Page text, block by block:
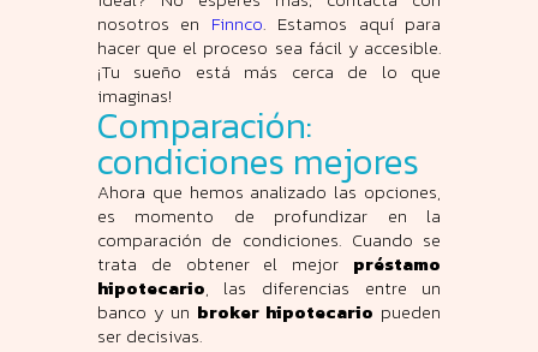
nosotros en Finnco. Estamos aquí para
hacer que el proceso sea fácil y accesible.
¡Tu sueño está más cerca de lo que
imaginas!
Comparación:
condiciones mejores
Ahora que hemos analizado las opciones,
es momento de profundizar en la
comparación de condiciones. Cuando se
trata de obtener el mejor préstamo
hipotecario, las diferencias entre un
banco y un broker hipotecario pueden
ser decisivas.